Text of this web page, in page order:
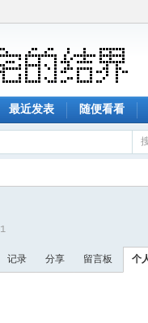
最近发表 随便看看
记录 分享 留言板 个